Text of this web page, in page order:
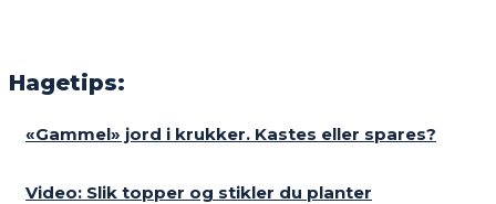
Hagetips:
«Gammel» jord i krukker. Kastes eller spares?
Video: Slik topper og stikler du planter